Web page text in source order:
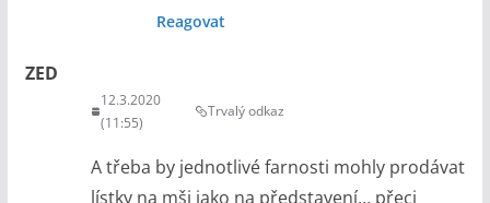
Reagovat
ZED
12.3.2020
(11:55)
Trvalý odkaz
A třeba by jednotlivé farnosti mohly prodávat
lístky na mši jako na představení… přeci